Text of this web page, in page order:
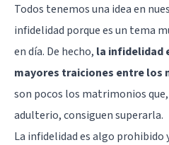
Todos tenemos una idea en
infidelidad porque es un tema
en día. De hecho, la infidelidad
mayores traiciones entre los
son pocos los matrimonios
adulterio, consiguen superarla.
La infidelidad es algo prohibido